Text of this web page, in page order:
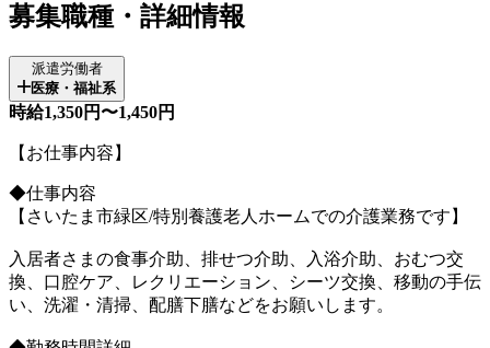
募集職種・詳細情報
派遣労働者
医療・福祉系
時給1,350円〜1,450円
【お仕事内容】
◆仕事内容
【さいたま市緑区/特別養護老人ホームでの介護業務です】
入居者さまの食事介助、排せつ介助、入浴介助、おむつ交
換、口腔ケア、レクリエーション、シーツ交換、移動の手伝
い、洗濯・清掃、配膳下膳などをお願いします。